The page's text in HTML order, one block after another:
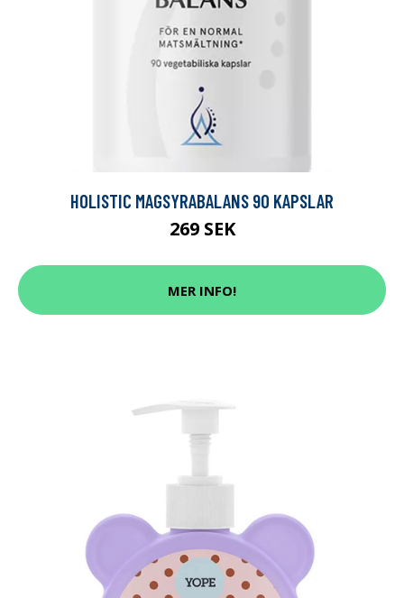
HOLISTIC MAGSYRABALANS 90 KAPSLAR
269 SEK
MER INFO!